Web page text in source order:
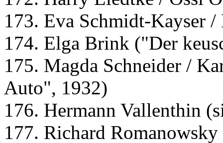
173. Eva Schmidt-Kayser
174. Elga Brink ("Der
175. Magda Schneider /
Auto", 1932)
176. Hermann Vallenthin
177. Richard